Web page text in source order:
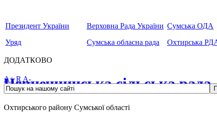
Президент України
Уряд
Верховна Рада України
Сумська обласна рада
Сумська ОДА
Охтирська
ДОДАТКОВО
Чернеччинська сільська рада
Охтирського району Сумської області
A+ RA-